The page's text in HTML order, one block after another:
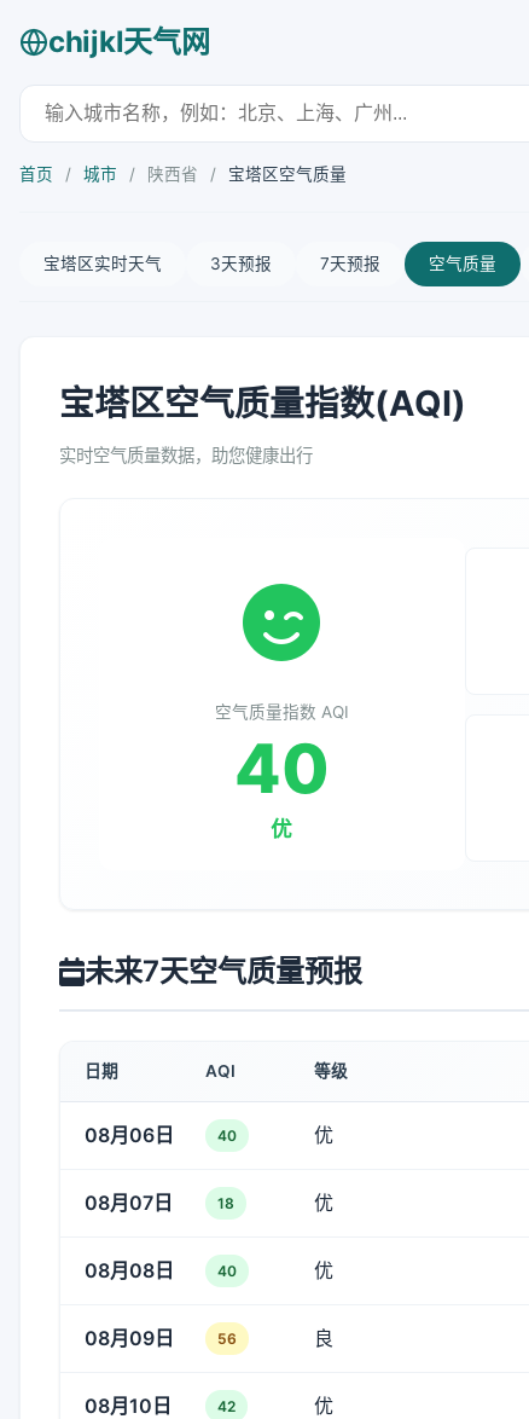
chijkl天气网
首页 / 城市 / 陕西省 / 宝塔区空气质量
宝塔区实时天气 3天预报 7天预报 空气质量
宝塔区空气质量指数(AQI)
实时空气质量数据，助您健康出行
空气质量指数 AQI
40
优
未来7天空气质量预报
日期 AQI 等级
08月06日 40 优
08月07日 18 优
08月08日 40 优
08月09日 56 良
08月10日 42 优